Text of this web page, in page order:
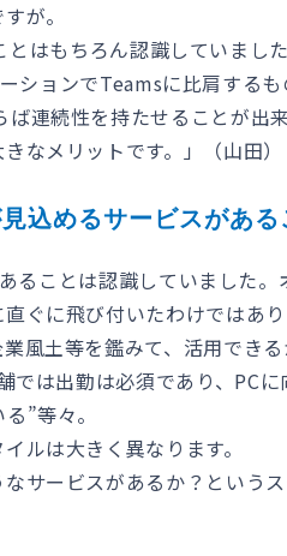
が。
はもちろん認識していました
ョンでTeamsに比肩する
続性を持たせることが出
なメリットです。」（山田）
込めるサービスがある
ことは認識していました。
ぐに飛び付いたわけではあり
風土等を鑑みて、活用でき
は出勤は必須であり、PC
”等々。
ルは大きく異なります。
サービスがあるか？という